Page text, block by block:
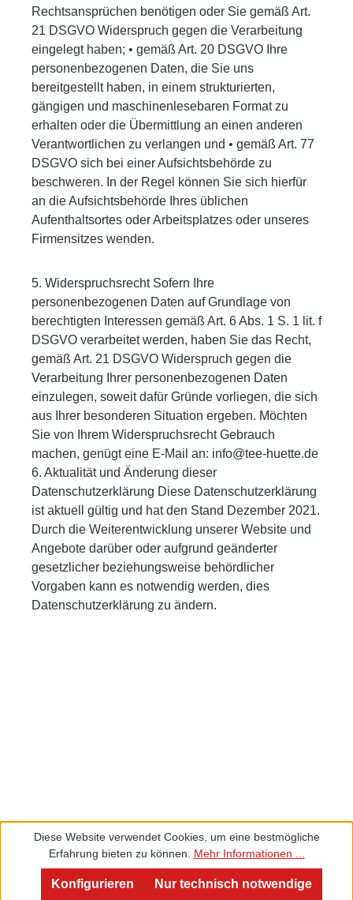
Rechtsansprüchen benötigen oder Sie gemäß Art.
21 DSGVO Widerspruch gegen die Verarbeitung
eingelegt haben; • gemäß Art. 20 DSGVO Ihre
personenbezogenen Daten, die Sie uns
bereitgestellt haben, in einem strukturierten,
gängigen und maschinenlesebaren Format zu
erhalten oder die Übermittlung an einen anderen
Verantwortlichen zu verlangen und • gemäß Art. 77
DSGVO sich bei einer Aufsichtsbehörde zu
beschweren. In der Regel können Sie sich hierfür
an die Aufsichtsbehörde Ihres üblichen
Aufenthaltsortes oder Arbeitsplatzes oder unseres
Firmensitzes wenden.
5. Widerspruchsrecht Sofern Ihre
personenbezogenen Daten auf Grundlage von
berechtigten Interessen gemäß Art. 6 Abs. 1 S. 1 lit. f
DSGVO verarbeitet werden, haben Sie das Recht,
gemäß Art. 21 DSGVO Widerspruch gegen die
Verarbeitung Ihrer personenbezogenen Daten
einzulegen, soweit dafür Gründe vorliegen, die sich
aus Ihrer besonderen Situation ergeben. Möchten
Sie von Ihrem Widerspruchsrecht Gebrauch
machen, genügt eine E-Mail an: info@tee-huette.de
6. Aktualität und Änderung dieser
Datenschutzerklärung Diese Datenschutzerklärung
ist aktuell gültig und hat den Stand Dezember 2021.
Durch die Weiterentwicklung unserer Website und
Angebote darüber oder aufgrund geänderter
gesetzlicher beziehungsweise behördlicher
Vorgaben kann es notwendig werden, dies
Datenschutzerklärung zu ändern.
Diese Website verwendet Cookies, um eine bestmögliche
Erfahrung bieten zu können. Mehr Informationen ...
Nur technisch notwendige
Konfigurieren